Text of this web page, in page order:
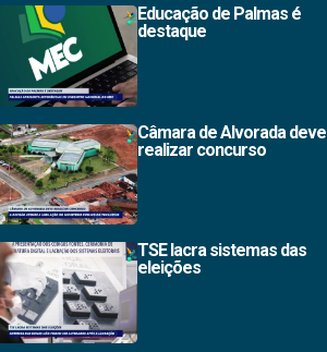
Educação de Palmas é
destaque
Câmara de Alvorada deve
realizar concurso
TSE lacra sistemas das
eleições